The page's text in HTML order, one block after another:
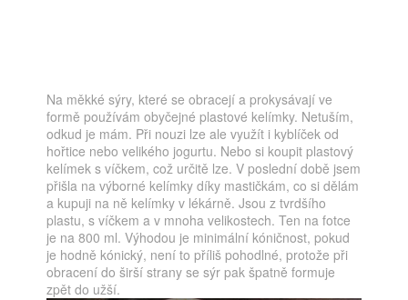
Na měkké sýry, které se obracejí a prokysávají ve
formě používám obyčejné plastové kelímky. Netuším,
odkud je mám. Při nouzi lze ale využít i kyblíček od
hořtice nebo velikého jogurtu. Nebo si koupit plastový
kelímek s víčkem, což určitě lze. V poslední době jsem
přišla na výborné kelímky díky mastičkám, co si dělám
a kupuji na ně kelímky v lékárně. Jsou z tvrdšího
plastu, s víčkem a v mnoha velikostech. Ten na fotce
je na 800 ml. Výhodou je minimální kóničnost, pokud
je hodně kónický, není to příliš pohodlné, protože při
obracení do širší strany se sýr pak špatně formuje
zpět do užší.